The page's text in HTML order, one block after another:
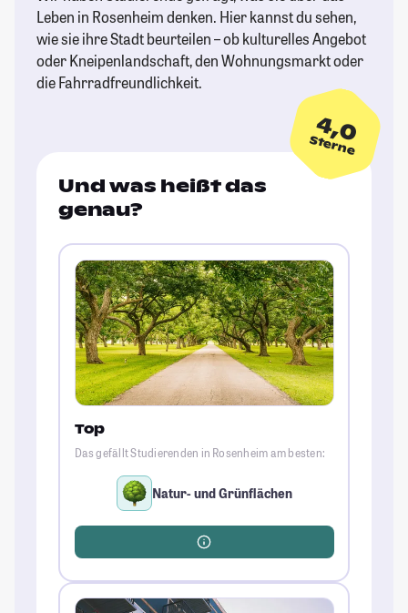
Leben in Rosenheim denken. Hier kannst du sehen,
wie sie ihre Stadt beurteilen – ob kulturelles Angebot
oder Kneipenlandschaft, den Wohnungsmarkt oder
die Fahrradfreundlichkeit.
4,0
Sterne
Und was heißt das
genau?
Top
Das gefällt Studierenden in Rosenheim am besten:
Natur- und Grünflächen